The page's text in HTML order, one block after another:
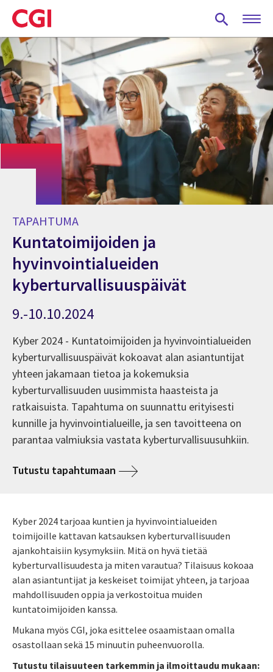
Skip
to
main
content
TAPAHTUMA
Kuntatoimijoiden ja
hyvinvointialueiden
kyberturvallisuuspäivät
9.-10.10.2024
Kyber 2024 - Kuntatoimijoiden ja hyvinvointialueiden
kyberturvallisuuspäivät kokoavat alan asiantuntijat
yhteen jakamaan tietoa ja kokemuksia
kyberturvallisuuden uusimmista haasteista ja
ratkaisuista. Tapahtuma on suunnattu erityisesti
kunnille ja hyvinvointialueille, ja sen tavoitteena on
parantaa valmiuksia vastata kyberturvallisuusuhkiin.
Tutustu tapahtumaan
Kyber 2024 tarjoaa kuntien ja hyvinvointialueiden
toimijoille kattavan katsauksen kyberturvallisuuden
ajankohtaisiin kysymyksiin. Mitä on hyvä tietää
kyberturvallisuudesta ja miten varautua? Tilaisuus kokoaa
alan asiantuntijat ja keskeiset toimijat yhteen, ja tarjoaa
mahdollisuuden oppia ja verkostoitua muiden
kuntatoimijoiden kanssa.
Mukana myös CGI, joka esittelee osaamistaan omalla
osastollaan sekä 15 minuutin puheenvuorolla.
Tutustu tilaisuuteen tarkemmin ja ilmoittaudu mukaan: